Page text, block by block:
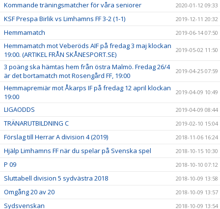
Kommande träningsmatcher för våra seniorer 2020-01-12 09:33
KSF Prespa Birlik vs Limhamns FF 3-2 (1-1) 2019-12-11 20:32
Hemmamatch 2019-06-14 07:50
Hemmamatch mot Veberöds AIF på fredag 3 maj klockan
19:00. (ARTIKEL FRÅN SKÅNESPORT.SE)
2019-05-02 11:50
3 poäng ska hämtas hem från östra Malmö. Fredag 26/4
är det bortamatch mot Rosengård FF, 19:00
2019-04-25 07:59
Hemmapremiär mot Åkarps IF på fredag 12 april klockan
19:00
2019-04-09 10:49
LIGAODDS 2019-04-09 08:44
TRÄNARUTBILDNING C 2019-02-10 15:04
Förslag till Herrar A division 4 (2019) 2018-11-06 16:24
Hjälp Limhamns FF när du spelar på Svenska spel 2018-10-15 10:30
P 09 2018-10-10 07:12
Sluttabell division 5 sydvästra 2018 2018-10-09 13:58
Omgång 20 av 20 2018-10-09 13:57
Sydsvenskan 2018-10-09 13:54